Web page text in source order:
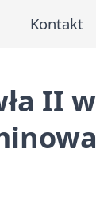
Kontakt
II w